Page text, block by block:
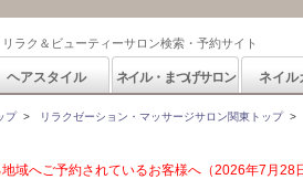
ラク＆ビューティーサロン検索・予約サイト
ヘアスタイル ネイル・まつげサロン ネイル
プ> リラクゼーション・マッサージサロン関東トップ>
域へご予約されているお客様へ（2026年7月28